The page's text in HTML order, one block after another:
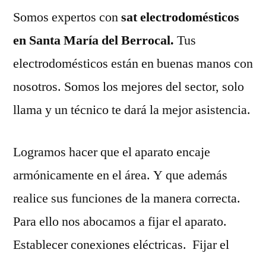
Somos expertos consat electrodomésticos
en Santa María del Berrocal. Tus
electrodomésticos están en buenas manos con
nosotros. Somos los mejores del sector, solo
llama y un técnico te dará la mejor asistencia.
Logramos hacer que el aparato encaje
armónicamente en el área. Y que además
realice sus funciones de la manera correcta.
Para ello nos abocamos a fijar el aparato.
Establecer conexiones eléctricas. Fijar el